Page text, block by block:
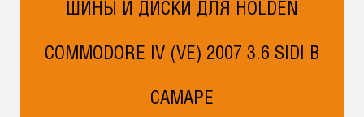
ШИНЫ И ДИСКИ ДЛЯ HOLDEN
COMMODORE IV (VE) 2007 3.6 SIDI В
САМАРЕ